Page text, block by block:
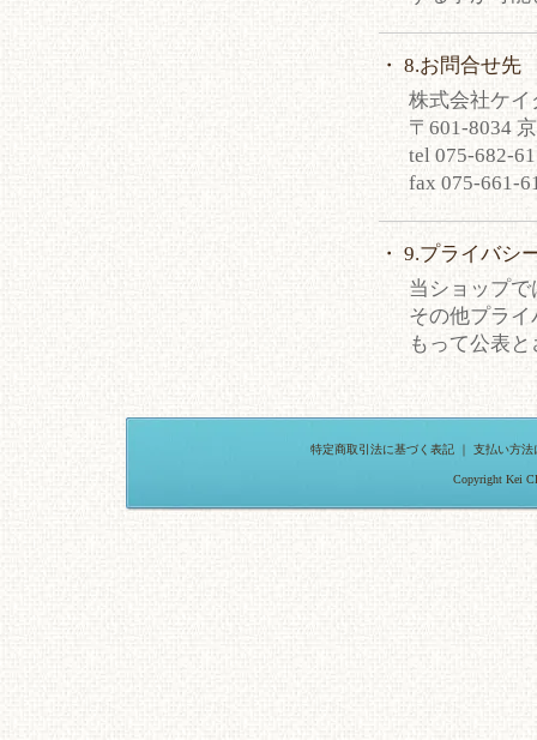
・ 8.お問合せ先
株式会社ケイ
〒601-8034
tel 075-682-
fax 075-661-
・ 9.プライバシ
当ショップ
その他プラ
もって公表
特定商取引法に基づく表記｜ 支払い方法
Copyright Kei